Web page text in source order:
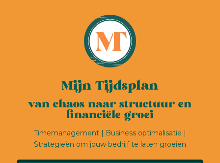
Mijn Tijdsplan
van chaos naar structuur en
financiële groei
Timemanagement | Business optimalisatie |
Strategieën om jouw bedrijf te laten groeien